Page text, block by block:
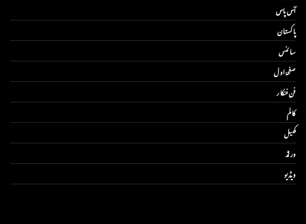
آس پاس
پاکستان
سائنس
صفحۂ اول
فن فنکار
کالم
کھیل
ورلڈ
ویڈیو